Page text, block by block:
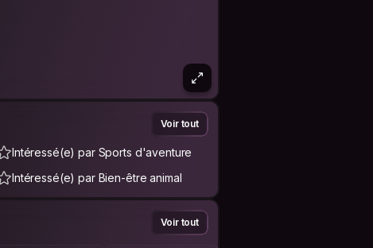
Voir tout
Intéressé(e) par Sports d'aventure
Intéressé(e) par Bien-être animal
Voir tout